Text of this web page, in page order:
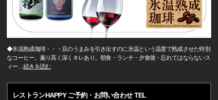
◆氷温熟成珈琲・・・豆のうまみを引き出すのに氷温という温度で熟成させた特別
なコーヒー。薫り高く深くキレあり。朝食・ランチ・夕食後・忘れてはならないス
ィー…続きを読む
レストランHAPPY ご予約・お問い合わせ TEL